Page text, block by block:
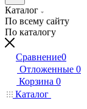
Каталог
По всему сайту
По каталогу
Сравнение0
Отложенные 0
Корзина 0
Каталог